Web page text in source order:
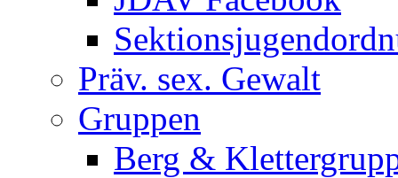
Präv. sex. Gewalt
Gruppen
Berg &